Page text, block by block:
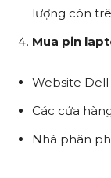
lượng còn
Mua pin
Website Dell
Các cửa
Nhà phân